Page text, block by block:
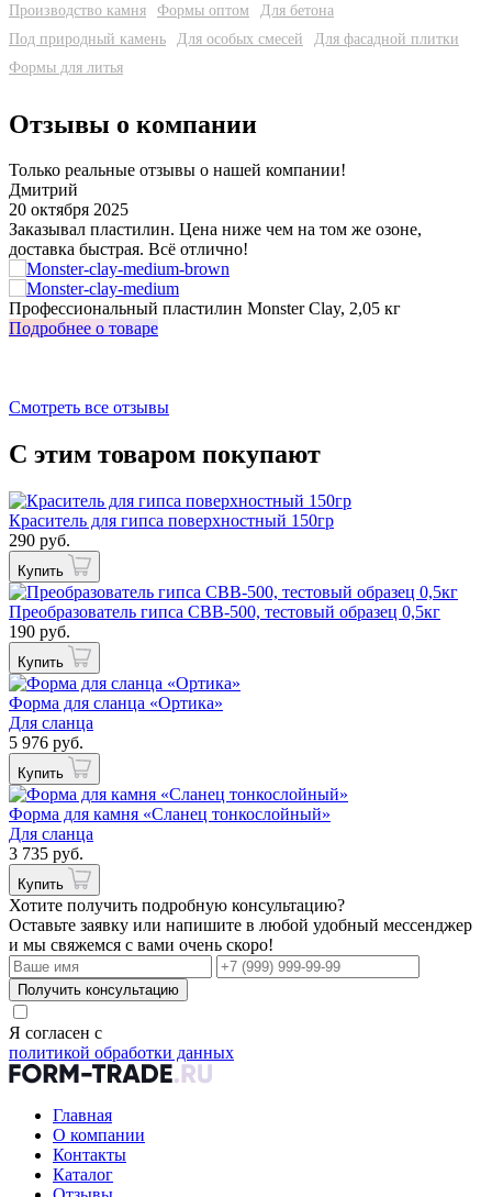
Производство камня
Формы оптом
Для бетона
Под природный камень
Для особых смесей
Для фасадной плитки
Формы для литья
Отзывы о компании
Только реальные отзывы о нашей компании!
Дмитрий
20 октября 2025
Заказывал пластилин. Цена ниже чем на том же озоне,
доставка быстрая. Всё отлично!
Профессиональный пластилин Monster Clay, 2,05 кг
Подробнее о товаре
Смотреть все отзывы
С этим товаром покупают
Краситель для гипса поверхностный 150гр
290 руб.
Купить
Преобразователь гипса СВВ-500, тестовый образец 0,5кг
190 руб.
Купить
Форма для сланца «Ортика»
Для сланца
5 976 руб.
Купить
Форма для камня «Сланец тонкослойный»
Для сланца
3 735 руб.
Купить
Хотите получить подробную консультацию?
Оставьте заявку или напишите в любой удобный мессенджер
и мы свяжемся с вами очень скоро!
Получить консультацию
Я согласен с
политикой обработки данных
Главная
О компании
Контакты
Каталог